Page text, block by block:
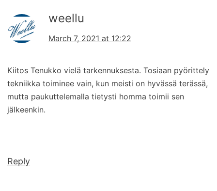
weellu
March 7, 2021 at 12:22
Kiitos Tenukko vielä tarkennuksesta. Tosiaan pyörittely
tekniikka toiminee vain, kun meisti on hyvässä terässä,
mutta paukuttelemalla tietysti homma toimii sen
jälkeenkin.
Reply